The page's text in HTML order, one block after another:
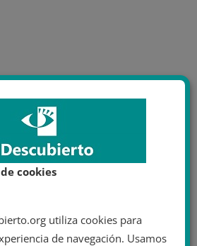
cookies
utiliza cookies para
de navegación. Usamos